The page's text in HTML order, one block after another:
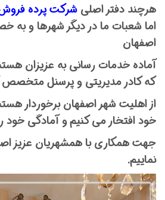
هرچند دفتر اصلی شرکت پرده
اما شعبات ما در دیگر شهرها و
اصفهان
آماده خدمات رسانی به عزیزان
که کادر مدیریتی و پرسنل متخصص
از اهلیت شهر اصفهان برخوردار
خود افتخار می کنیم و آمادگی خود
جهت همکاری با همشهریان عزیز
نماییم.